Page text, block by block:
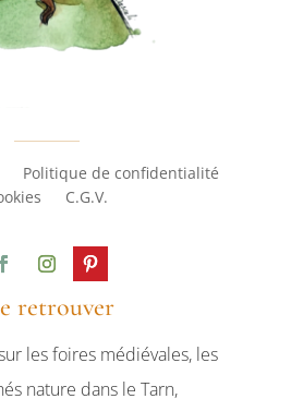
Politique de confidentialité
C.G.V.
retrouver
les foires médiévales, les
nature dans le Tarn,